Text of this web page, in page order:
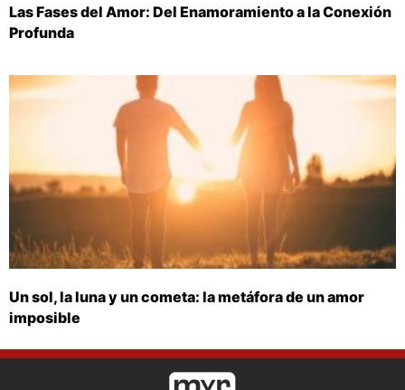
Las Fases del Amor: Del Enamoramiento a la Conexión
Profunda
Un sol, la luna y un cometa: la metáfora de un amor
imposible